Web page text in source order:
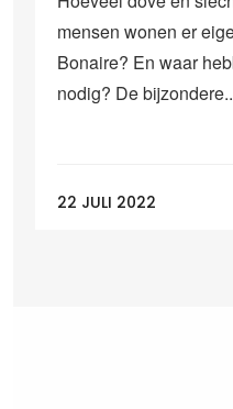
mensen wonen er
Bonaire? En waar
nodig? De
22 JULI 2022